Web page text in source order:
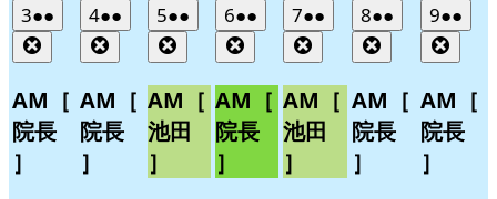
32026
年
8
月
3
日
●●
件
イ
ベ
ン
AM［
院長
］
42026
年
8
月
4
日
●●
件
イ
ベ
ン
AM［
院長
］
52026
年
8
月
5
日
●●
件
イ
ベ
ン
ト)
AM［
池田
］
62026
年
8
月
6
日
●●
件
イ
ベ
ン
ト)
AM［
院長
］
72026
年
8
月
7
日
●●
件
イ
ベ
ン
ト)
AM［
池田
］
82026
年
8
月
8
日
●●
件
イ
ベ
ン
AM［
院長
］
92026
年
8
月
9
日
●●
件
イ
ベ
ン
AM［
院長
］